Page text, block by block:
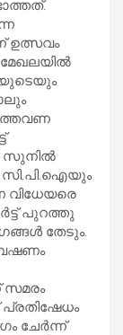
ഉത്സവം
മേഖലയില്‍
സുനില്‍
സി.പി.ഐയും
പുറത്തു
തേടും.
സമരം
ചേര്‍ന്ന്